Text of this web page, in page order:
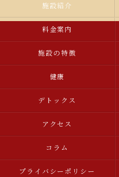
施設紹介
料金案内
施設の特徴
健康
デトックス
アクセス
コラム
プライバシーポリシー